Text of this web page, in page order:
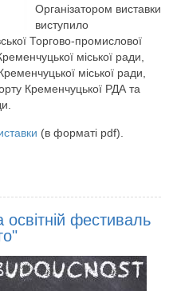
Організатором виставки
виступило
Торгово-промислової
міської ради,
міської ради,
Кременчуцької РДА та
(в форматі pdf).
фестиваль